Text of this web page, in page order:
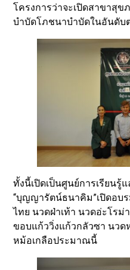
โครงการว่าจะเปิดสาขาสุ
บำบัดโภชนาบำบัดในอันดับ
ทั้งนี้เปิดเป็นศูนย์การเรียน
“บุญญารัตน์ธนาคิม”เปิดอบ
ไทย นวดฝ่าเท้า นวดอ่ะโร
ขอบแก้ววิ่งแก้วกลัวซา นว
หม้อเกลือประมาณนี้